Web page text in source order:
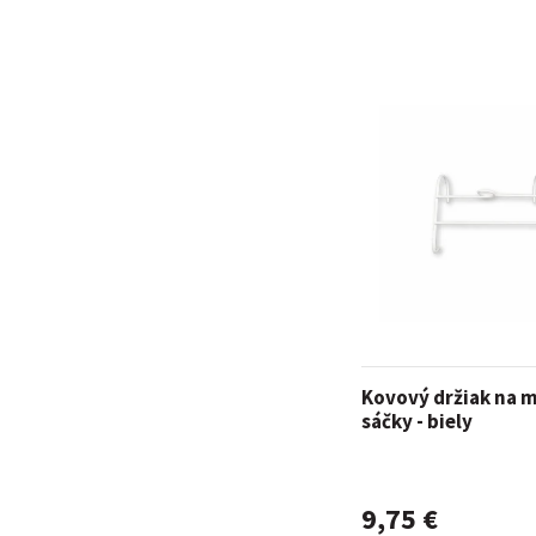
Kovový držiak na
sáčky - biely
9,75 €